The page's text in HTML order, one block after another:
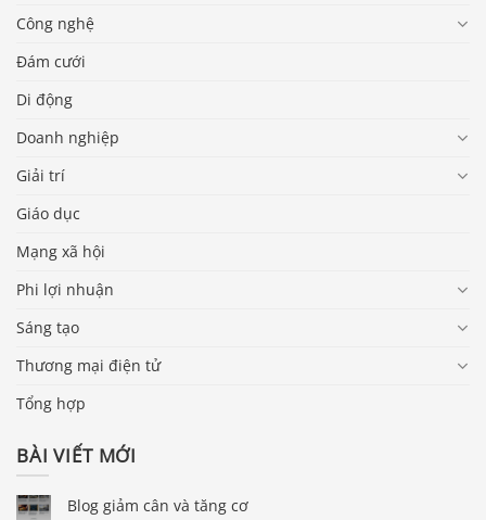
Công nghệ
Đám cưới
Di động
Doanh nghiệp
Giải trí
Giáo dục
Mạng xã hội
Phi lợi nhuận
Sáng tạo
Thương mại điện tử
Tổng hợp
BÀI VIẾT MỚI
Blog giảm cân và tăng cơ